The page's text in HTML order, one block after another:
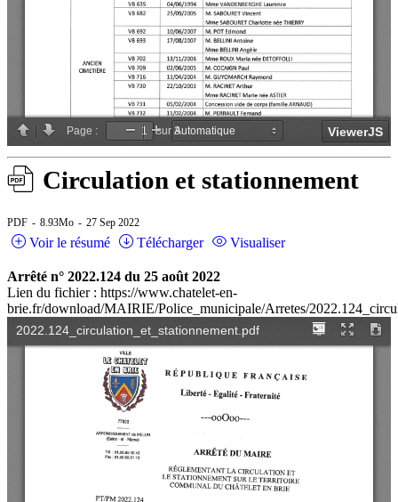
Circulation et stationnement
PDF 8.93Mo 27 Sep 2022
Voir le résumé Télécharger Visualiser
Arrêté n° 2022.124 du 25 août 2022
Lien du fichier : https://www.chatelet-en-
brie.fr/download/MAIRIE/Police_municipale/Arretes/